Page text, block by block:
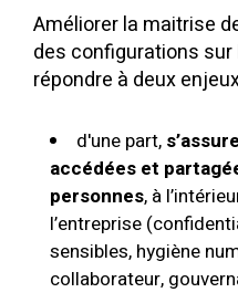
Améliorer la maitrise
des configurations
répondre à deux
d'une part,
accédées et
personnes, à
l’entreprise
sensibles, hygiène
collaborateur,